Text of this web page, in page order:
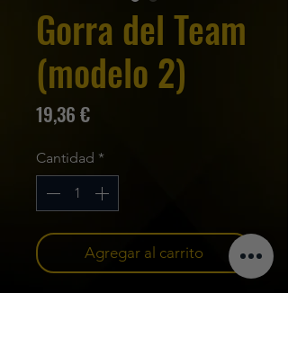
Gorra del Team
(modelo 2)
19,36 €Precio
Cantidad *
Agregar al carrito